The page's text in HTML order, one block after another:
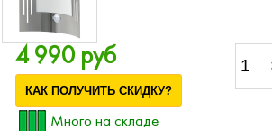
4 990 руб
КАК ПОЛУЧИТЬ СКИДКУ?
Много на складе